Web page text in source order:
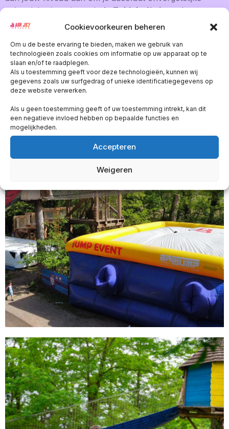
Cookievoorkeuren beheren
Om u de beste ervaring te bieden, maken we gebruik van
technologieën zoals cookies om informatie op uw apparaat op te
slaan en/of te raadplegen.
Als u toestemming geeft voor deze technologieën, kunnen wij
gegevens zoals uw surfgedrag of unieke identificatiegegevens op
deze website verwerken.
Als u geen toestemming geeft of uw toestemming intrekt, kan dit
een negatieve invloed hebben op bepaalde functies en
mogelijkheden.
Accepteren
Weigeren
vakantieherinneringen inde Zuid-Ardèchete bezorgen.